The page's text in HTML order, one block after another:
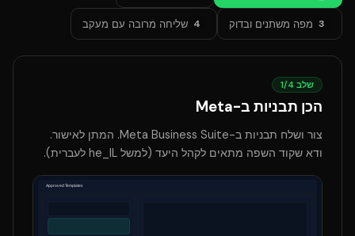
3 מפה משתנים ובדוק 4 שליחה מרובה עם מעקב
שלב 1/4
הכן תבניות ב-Meta
צור ושלח תבניות ב-Meta Business Suite. המתן לאישור.
ודא שקוד השפה מתאים לקהל היעד (למשל he_IL לעברית).